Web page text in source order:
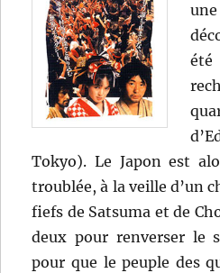
été
Tokyo). Le Japon est
troublée, à la veille d’un
fiefs de Satsuma et de
deux pour renverser le
pour que le peuple des